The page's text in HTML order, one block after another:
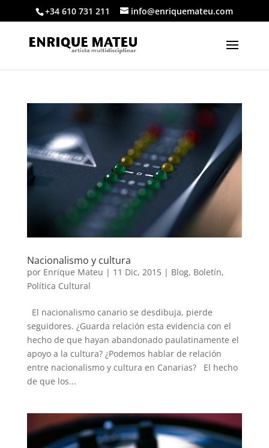
+34 610 731 211 info@enriquemateu.com
Nacionalismo y cultura
por Enrique Mateu | 11 Dic, 2015| Blog, Boletín,
Política Cultural
El nacionalismo canario se desdibuja, pierde
seguidores. ¿Guarda relación esta evidencia con el
hecho de que hayan abandonado paulatinamente el
apoyo a la cultura? ¿Podemos hablar de relación
entre nacionalismo y cultura en Canarias? El hecho
de que los...